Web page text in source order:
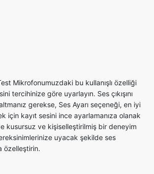
Mikrofonumuzdaki bu kullanışlı özelliği
tercihinize göre uyarlayın. Ses çıkışını
gerekse, Ses Ayarı seçeneği, en iyi
için kayıt sesini ince ayarlamanıza olanak
kusursuz ve kişiselleştirilmiş bir deneyim
uyacak şekilde ses
özelleştirin.